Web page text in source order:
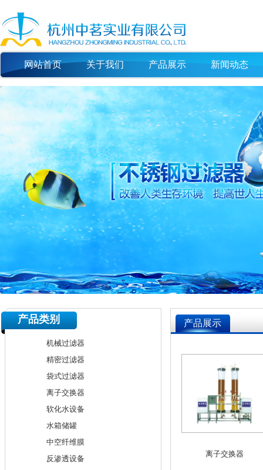
网站首页 关于我们 产品展示 新闻动态
产品类别
机械过滤器
精密过滤器
袋式过滤器
离子交换器
软化水设备
水箱储罐
中空纤维膜
反渗透设备
产品展示
离子交换器